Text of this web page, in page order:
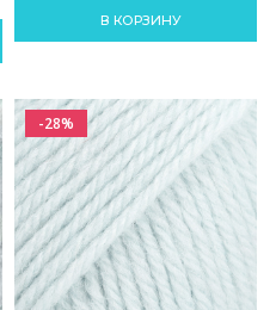
В КОРЗИНУ
-28%